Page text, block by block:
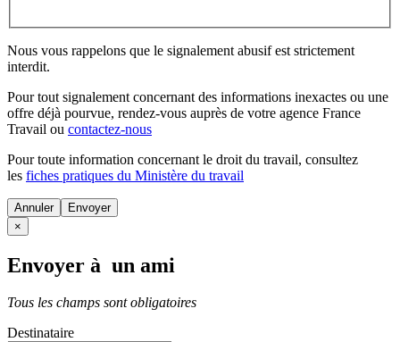
Nous vous rappelons que le signalement abusif est strictement
interdit.
Pour tout signalement concernant des informations inexactes ou une
offre déjà pourvue, rendez-vous auprès de votre agence France
Travail ou contactez-nous
Pour toute information concernant le droit du travail, consultez
les fiches pratiques du Ministère du travail
Annuler
×
Envoyer à un ami
Tous les champs sont obligatoires
Destinataire